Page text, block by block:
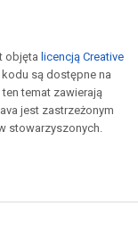
objęta licencją Creative
są dostępne na
temat zawierają
jest zastrzeżonym
stowarzyszonych.